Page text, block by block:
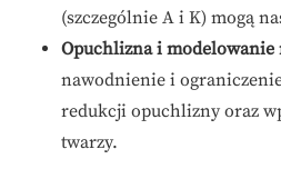
(szczególnie A i K) mogą
Opuchlizna i modelowanie
nawodnienie i
redukcji opuchlizny oraz
twarzy.